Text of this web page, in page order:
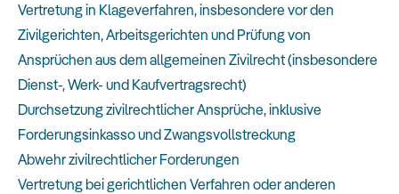
Vertretung in Klageverfahren, insbesondere vor den
Zivilgerichten, Arbeitsgerichten und Prüfung von
Ansprüchen aus dem allgemeinen Zivilrecht (insbesondere
Dienst-, Werk- und Kaufvertragsrecht)
Durchsetzung zivilrechtlicher Ansprüche, inklusive
Forderungsinkasso und Zwangsvollstreckung
Abwehr zivilrechtlicher Forderungen
Vertretung bei gerichtlichen Verfahren oder anderen